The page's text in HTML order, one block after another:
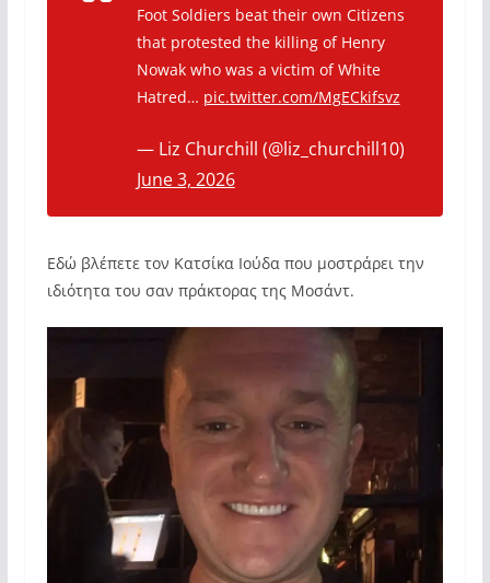
Foot Soldiers beat their own Citizens
that protested the killing of Henry
Nowak who was a victim of White
Hatred… pic.twitter.com/MgECkifsvz
— Liz Churchill (@liz_churchill10)
June 3, 2026
Εδώ βλέπετε τον Κατσίκα Ιούδα που μοστράρει την
ιδιότητα του σαν πράκτορας της Μοσάντ.